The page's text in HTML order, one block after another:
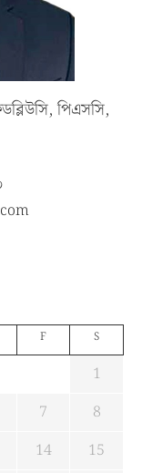
পিএসসি,
F S
1
7
8
14
15